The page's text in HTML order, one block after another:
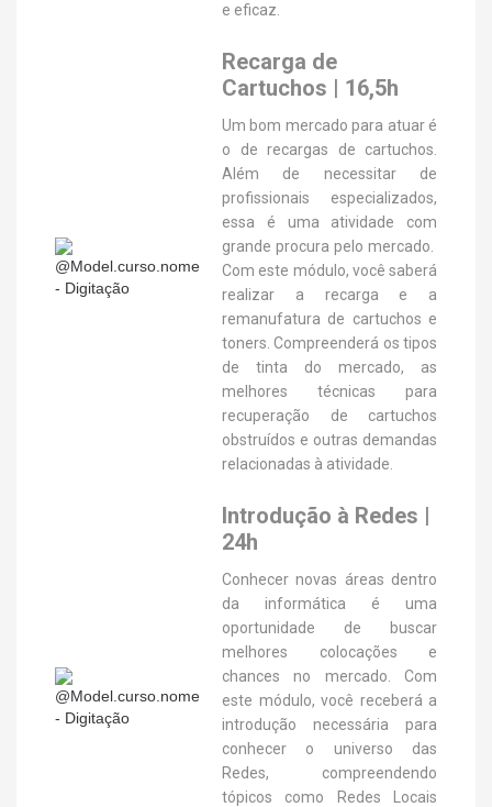
e eficaz.
Recarga de
Cartuchos | 16,5h
Um bom mercado para atuar é
o de recargas de cartuchos.
Além de necessitar de
profissionais especializados,
essa é uma atividade com
grande procura pelo mercado.
Com este módulo, você saberá
realizar a recarga e a
remanufatura de cartuchos e
toners. Compreenderá os tipos
de tinta do mercado, as
melhores técnicas para
recuperação de cartuchos
obstruídos e outras demandas
relacionadas à atividade.
Introdução à Redes |
24h
Conhecer novas áreas dentro
da informática é uma
oportunidade de buscar
melhores colocações e
chances no mercado. Com
este módulo, você receberá a
introdução necessária para
conhecer o universo das
Redes, compreendendo
tópicos como Redes Locais